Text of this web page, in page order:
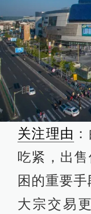
关注理由
吃紧，出
困的重要
大宗交易